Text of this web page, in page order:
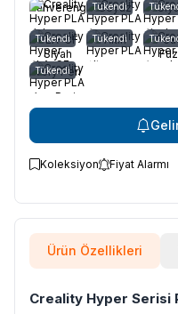
Kahverengi Tükendi
Beyaz
Tükendi
PLA-CF
Siyah
Tükendi
Altın
Tükendi
Very Peri
Koleksiyon Fiyat Alarmı
Ürün Özellikleri
Creality Hyper Serisi